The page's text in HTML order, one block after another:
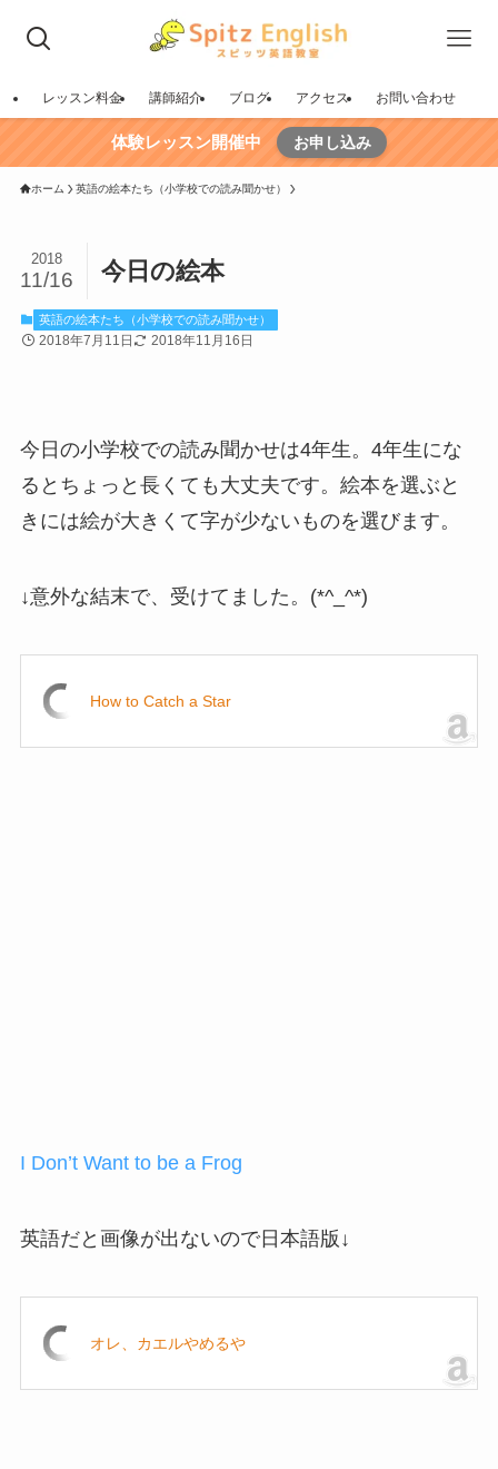
レッスン料金 講師紹介 ブログ アクセス お問い合わせ
体験レッスン開催中 お申し込み
ホーム 英語の絵本たち（小学校での読み聞かせ）
今日の絵本
2018
11/16
英語の絵本たち（小学校での読み聞かせ）
2018年7月11日 2018年11月16日
今日の小学校での読み聞かせは4年生。4年生にな
るとちょっと長くても大丈夫です。絵本を選ぶと
きには絵が大きくて字が少ないものを選びます。
↓意外な結末で、受けてました。(*^_^*)
How to Catch a Star
I Don’t Want to be a Frog
英語だと画像が出ないので日本語版↓
オレ、カエルやめるや